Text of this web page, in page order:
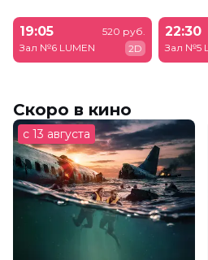
19:05
Зал №6 LUMEN
520 руб.
2D
22:30
Зал №5
Скоро в кино
с 13 августа